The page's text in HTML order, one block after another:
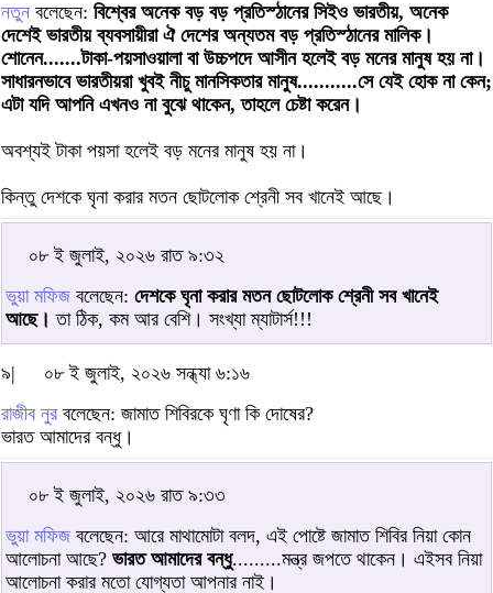
নতুন বলেছেন: বিশ্বের অনেক বড় বড় প্রতিস্ঠানের সিইও ভারতীয়, অনেক
দেশেই ভারতীয় ব্যবসায়ীরা ঐ দেশের অন্যতম বড় প্রতিস্ঠানের মালিক।
শোনেন.......টাকা-পয়সাওয়ালা বা উচ্চপদে আসীন হলেই বড় মনের মানুষ হয় না।
সাধারনভাবে ভারতীয়রা খুবই নীচু মানসিকতার মানুষ...........সে যেই হোক না কেন;
এটা যদি আপনি এখনও না বুঝে থাকেন, তাহলে চেষ্টা করেন।
অবশ্যই টাকা পয়সা হলেই বড় মনের মানুষ হয় না।
কিন্তু দেশকে ঘৃনা করার মতন ছোটলোক শ্রেনী সব খানেই আছে।
০৮ ই জুলাই, ২০২৬ রাত ৯:৩২
ভুয়া মফিজ বলেছেন: দেশকে ঘৃনা করার মতন ছোটলোক শ্রেনী সব খানেই
আছে। তা ঠিক, কম আর বেশি। সংখ্যা ম্যাটার্স!!!
৯|
০৮ ই জুলাই, ২০২৬ সন্ধ্যা ৬:১৬
রাজীব নুর বলেছেন: জামাত শিবিরকে ঘৃণা কি দোষের?
ভারত আমাদের বন্ধু।
০৮ ই জুলাই, ২০২৬ রাত ৯:৩৩
ভুয়া মফিজ বলেছেন: আরে মাথামোটা বলদ, এই পোষ্টে জামাত শিবির নিয়া কোন
আলোচনা আছে? ভারত আমাদের বন্ধু.........মন্ত্র জপতে থাকেন। এইসব নিয়া
আলোচনা করার মতো যোগ্যতা আপনার নাই।